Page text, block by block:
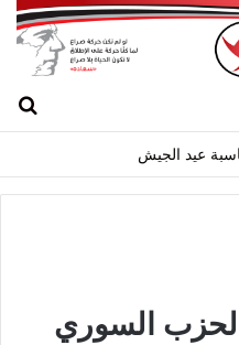
السوري